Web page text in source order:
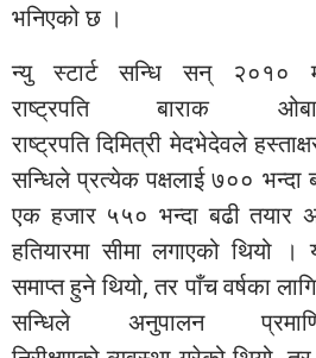
भनिएको छ ।
न्यु
स्टार्टसन्धि सन् २०१० मा
राष्ट्रपतिबाराक
राष्ट्रपतिदिमित्री मेदभेदेवले
सन्धिले प्रत्येक पक्षलाई ७०० भन्दा
एक हजार ५५० भन्दाबढी तयार
हतियारमा सीमा लगाएको थियो
समाप्त हुने थियो, तर पाँच वर्षका
सन्धिले अनुपालन